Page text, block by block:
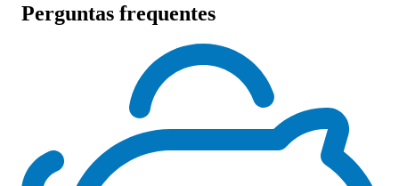
Perguntas frequentes